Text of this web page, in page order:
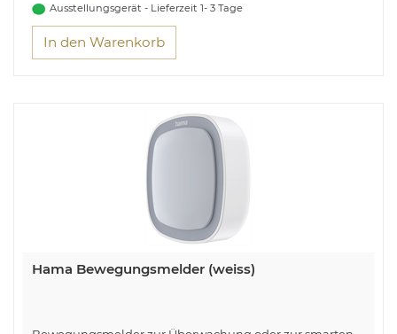
Ausstellungsgerät - Lieferzeit 1- 3 Tage
In den Warenkorb
Hama Bewegungsmelder (weiss)